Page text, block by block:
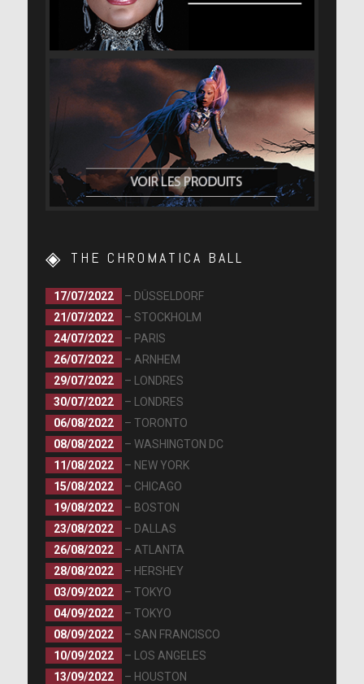
THE CHROMATICA BALL
17/07/2022
– DÜSSELDORF
21/07/2022
– STOCKHOLM
24/07/2022
– PARIS
26/07/2022
– ARNHEM
29/07/2022
– LONDRES
30/07/2022
– LONDRES
06/08/2022
– TORONTO
08/08/2022
– WASHINGTON DC
11/08/2022
– NEW YORK
15/08/2022
– CHICAGO
19/08/2022
– BOSTON
23/08/2022
– DALLAS
26/08/2022
– ATLANTA
28/08/2022
– HERSHEY
03/09/2022
– TOKYO
04/09/2022
– TOKYO
08/09/2022
– SAN FRANCISCO
10/09/2022
– LOS ANGELES
13/09/2022
– HOUSTON